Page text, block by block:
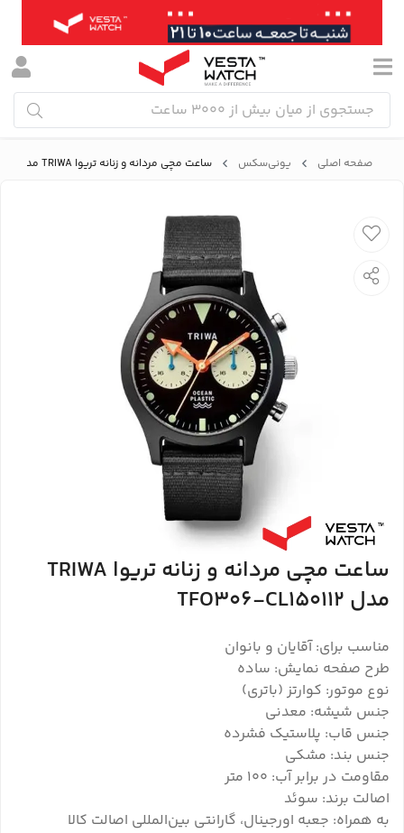
صفحه اصلی یونی‌سکس ساعت مچی مردانه و زنانه تریوا TRIWA مدل TFO306-CL150112
ساعت مچی مردانه و زنانه تریوا TRIWA
مدل TFO306-CL150112
مناسب برای: آقایان و بانوان
طرح صفحه نمایش: ساده
نوع موتور: کوارتز (باتری)
جنس شیشه: معدنی
جنس قاب: پلاستیک فشرده
جنس بند: مشکی
مقاومت در برابر آب: 100 متر
اصالت برند: سوئد
به همراه: جعبه اورجینال، گارانتی بین‌المللی اصالت کالا